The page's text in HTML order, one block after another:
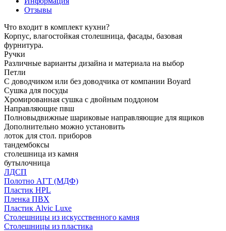
Отзывы
Что входит в комплект кухни?
Корпус, влагостойкая столешница, фасады, базовая
фурнитура.
Ручки
Различные варианты дизайна и материала на выбор
Петли
С доводчиком или без доводчика от компании Boyard
Сушка для посуды
Хромированная сушка с двойным поддоном
Направляющие пвш
Полновыдвижные шариковые направляющие для ящиков
Дополнительно можно установить
лоток для стол. приборов
тандембоксы
столешница из камня
бутылочница
ЛДСП
Полотно АГТ (МДФ)
Пластик HPL
Пленка ПВХ
Пластик Alvic Luxe
Столешницы из искусственного камня
Столешницы из пластика